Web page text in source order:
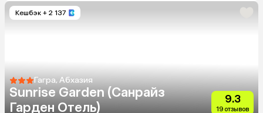
Кешбэк + 2 137
Гагра, Абхазия
Sunrise Garden (Санрайз
Гарден Отель)
9.3
19 отзывов